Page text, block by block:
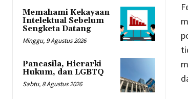
Memahami Kekayaan
Intelektual Sebelum
Sengketa Datang
Minggu, 9 Agustus 2026
Pancasila, Hierarki
Hukum, dan LGBTQ
Sabtu, 8 Agustus 2026